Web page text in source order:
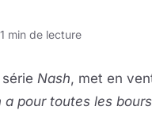
min de lecture
Nash, met en
a pour toutes les